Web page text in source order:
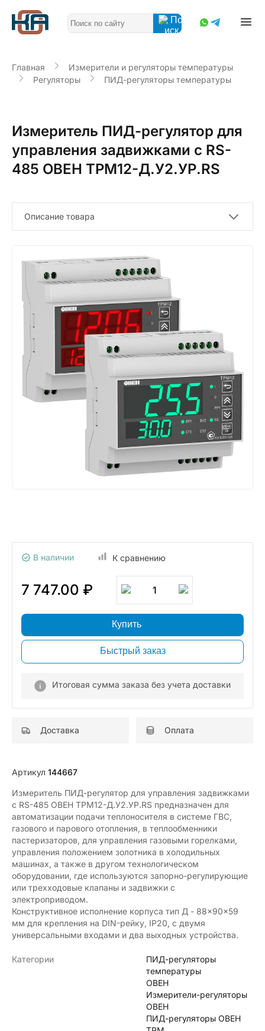
Главная
Измерители и регуляторы температуры
Регуляторы
ПИД-регуляторы температуры
Измеритель ПИД-регулятор для
управления задвижками с RS-
485 ОВЕН ТРМ12-Д.У2.УР.RS
Описание товара
В наличии К сравнению
7 747.00 ₽ 1
Купить
Быстрый заказ
Итоговая сумма заказа без учета доставки
Доставка Оплата
Артикул 144667
Измеритель ПИД-регулятор для управления задвижками
с RS-485 ОВЕН ТРМ12-Д.У2.УР.RS предназначен для
автоматизации подачи теплоносителя в системе ГВС,
газового и парового отопления, в теплообменники
пастеризаторов, для управления газовыми горелками,
управления положением золотника в холодильных
машинах, а также в другом технологическом
оборудовании, где используются запорно-регулирующие
или трехходовые клапаны и задвижки с
электроприводом.
Конструктивное исполнение корпуса тип Д - 88×90×59
мм для крепления на DIN-рейку, IP20, с двумя
универсальными входами и два выходных устройства.
Категории
ПИД-регуляторы
температуры
ОВЕН
Измерители-регуляторы
ОВЕН
ПИД-регуляторы ОВЕН